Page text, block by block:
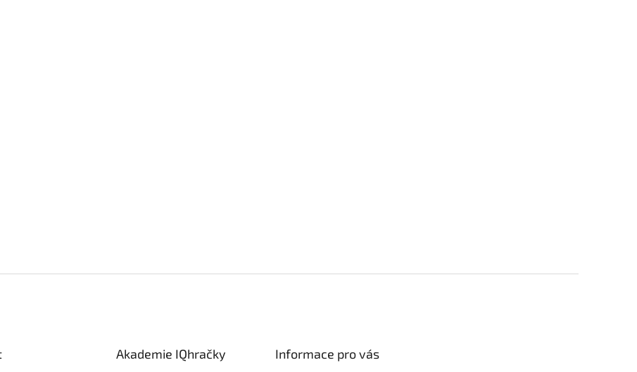
Akademie IQhračky Informace pro vás